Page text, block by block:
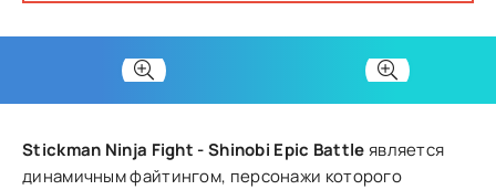
Stickman Ninja Fight - Shinobi Epic Battleявляется
динамичным файтингом, персонажи которого